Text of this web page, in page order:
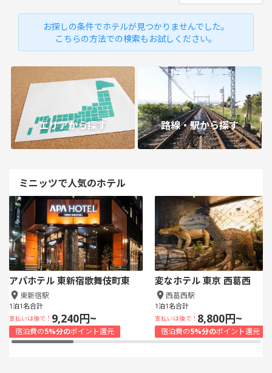
お探しの条件でホテルが見つかりませんでした。
こちらの方法での検索もお試しください。
エリアから探す 路線・駅から探す
ミニッツで人気のホテル
アパホテル 東新宿歌舞伎町東
東新宿駅
1泊1名合計
支払いは後で！ 9,240円~
宿泊費の5%分のポイント還元
変なホテル 東京 西葛西
西葛西駅
1泊1名合計
支払いは後で！ 8,800円~
宿泊費の5%分のポイント還元